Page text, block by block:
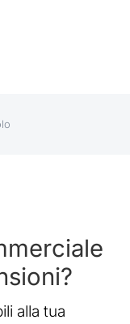
alla tua